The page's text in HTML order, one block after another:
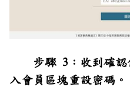
步驟 3：收到確
入會員區塊重設密碼。